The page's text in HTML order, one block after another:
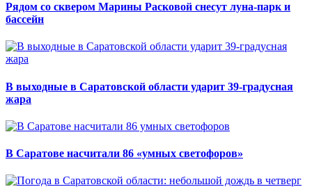
Рядом со сквером Марины Расковой снесут луна-парк и
бассейн
В выходные в Саратовской области ударит 39-градусная
жара
В Саратове насчитали 86 «умных светофоров»